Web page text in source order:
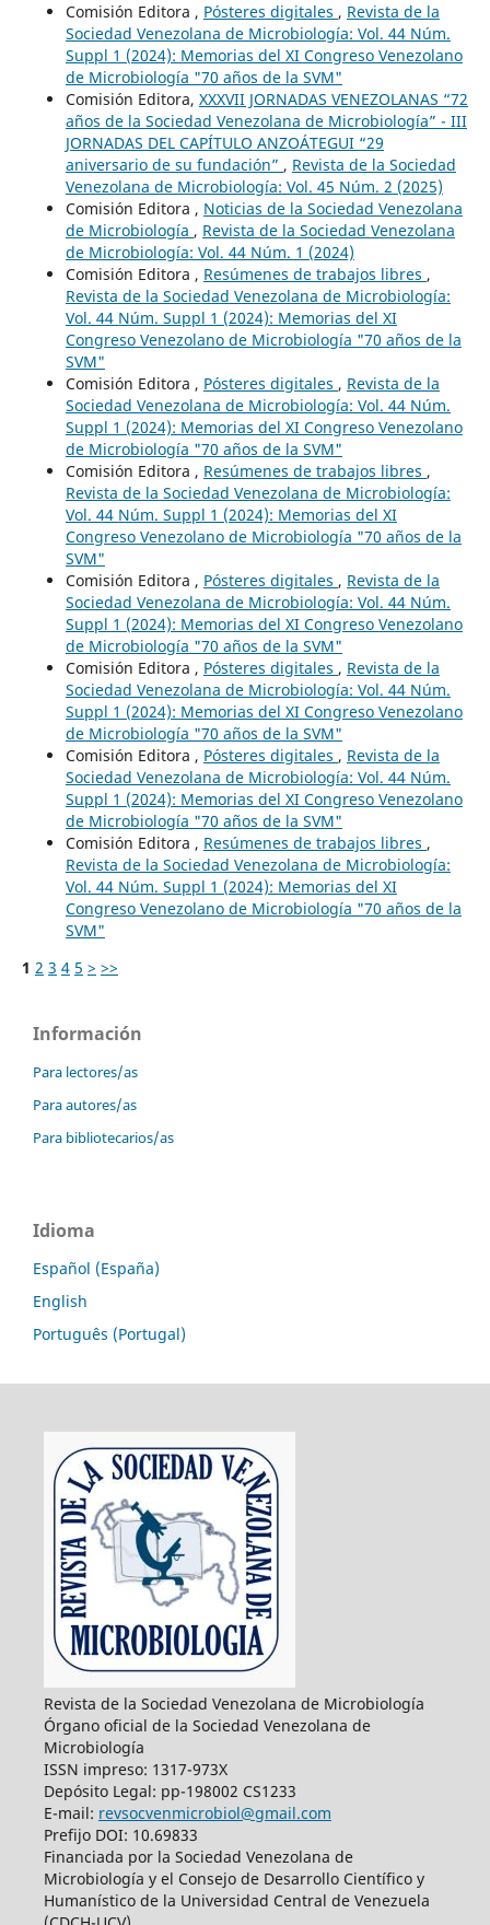
Comisión Editora , Pósteres digitales , Revista de la
Sociedad Venezolana de Microbiología: Vol. 44 Núm.
Suppl 1 (2024): Memorias del XI Congreso Venezolano
de Microbiología "70 años de la SVM"
Comisión Editora, XXXVII JORNADAS VENEZOLANAS “72
años de la Sociedad Venezolana de Microbiología” - III
JORNADAS DEL CAPÍTULO ANZOÁTEGUI “29
aniversario de su fundación” , Revista de la Sociedad
Venezolana de Microbiología: Vol. 45 Núm. 2 (2025)
Comisión Editora , Noticias de la Sociedad Venezolana
de Microbiología , Revista de la Sociedad Venezolana
de Microbiología: Vol. 44 Núm. 1 (2024)
Comisión Editora , Resúmenes de trabajos libres ,
Revista de la Sociedad Venezolana de Microbiología:
Vol. 44 Núm. Suppl 1 (2024): Memorias del XI
Congreso Venezolano de Microbiología "70 años de la
SVM"
Comisión Editora , Pósteres digitales , Revista de la
Sociedad Venezolana de Microbiología: Vol. 44 Núm.
Suppl 1 (2024): Memorias del XI Congreso Venezolano
de Microbiología "70 años de la SVM"
Comisión Editora , Resúmenes de trabajos libres ,
Revista de la Sociedad Venezolana de Microbiología:
Vol. 44 Núm. Suppl 1 (2024): Memorias del XI
Congreso Venezolano de Microbiología "70 años de la
SVM"
Comisión Editora , Pósteres digitales , Revista de la
Sociedad Venezolana de Microbiología: Vol. 44 Núm.
Suppl 1 (2024): Memorias del XI Congreso Venezolano
de Microbiología "70 años de la SVM"
Comisión Editora , Pósteres digitales , Revista de la
Sociedad Venezolana de Microbiología: Vol. 44 Núm.
Suppl 1 (2024): Memorias del XI Congreso Venezolano
de Microbiología "70 años de la SVM"
Comisión Editora , Pósteres digitales , Revista de la
Sociedad Venezolana de Microbiología: Vol. 44 Núm.
Suppl 1 (2024): Memorias del XI Congreso Venezolano
de Microbiología "70 años de la SVM"
Comisión Editora , Resúmenes de trabajos libres ,
Revista de la Sociedad Venezolana de Microbiología:
Vol. 44 Núm. Suppl 1 (2024): Memorias del XI
Congreso Venezolano de Microbiología "70 años de la
SVM"
1 2 3 4 5 > >>
Información
Para lectores/as
Para autores/as
Para bibliotecarios/as
Idioma
Español (España)
English
Português (Portugal)
Revista de la Sociedad Venezolana de Microbiología
Órgano oficial de la Sociedad Venezolana de
Microbiología
ISSN impreso: 1317-973X
Depósito Legal: pp-198002 CS1233
E-mail: revsocvenmicrobiol@gmail.com
Prefijo DOI: 10.69833
Financiada por la Sociedad Venezolana de
Microbiología y el Consejo de Desarrollo Científico y
Humanístico de la Universidad Central de Venezuela